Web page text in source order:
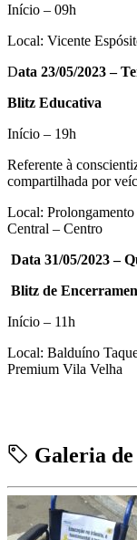
Início – 09h
Local: Vicente
Data 23/05/2023 –
Blitz Educativa
Início – 19h
Referente à
compartilhada por
Local:
Central – Centro
Data 31/05/2023 –
Blitz de
Início – 11h
Local: Balduíno
Premium Vila Velha
Galeria